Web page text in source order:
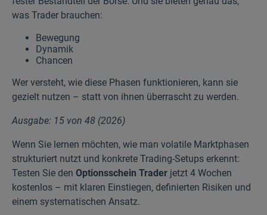
was Trader brauchen:
Bewegung
Dynamik
Chancen
Wer versteht, wie diese Phasen funktionieren, kann sie
gezielt nutzen – statt von ihnen überrascht zu werden.
Ausgabe: 15 von 48 (2026)
Wenn Sie lernen möchten, wie man volatile Marktphasen
strukturiert nutzt und konkrete Trading-Setups erkennt:
Testen Sie den Optionsschein Trader jetzt 4 Wochen
kostenlos – mit klaren Einstiegen, definierten Risiken und
einem systematischen Ansatz.